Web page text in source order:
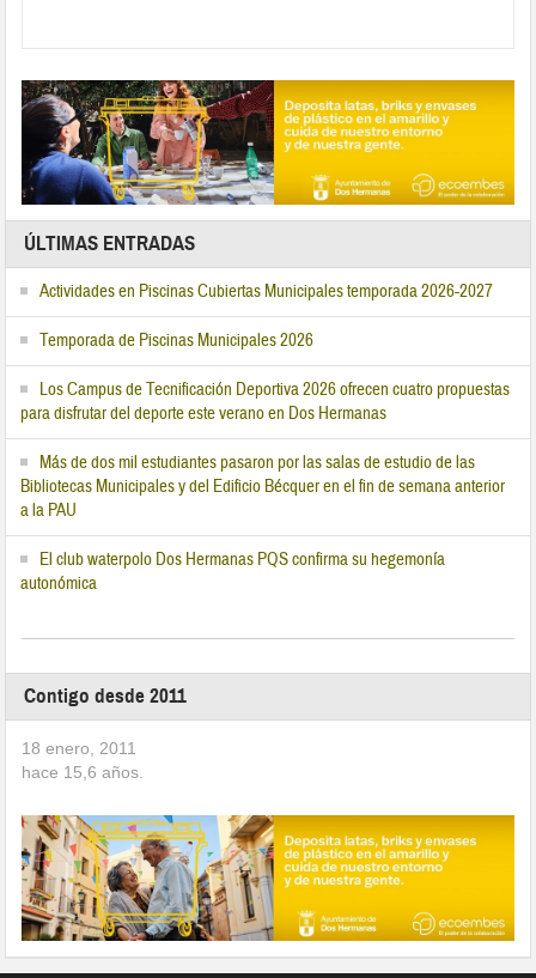
ÚLTIMAS ENTRADAS
Actividades en Piscinas Cubiertas Municipales temporada 2026-2027
Temporada de Piscinas Municipales 2026
Los Campus de Tecnificación Deportiva 2026 ofrecen cuatro propuestas
para disfrutar del deporte este verano en Dos Hermanas
Más de dos mil estudiantes pasaron por las salas de estudio de las
Bibliotecas Municipales y del Edificio Bécquer en el fin de semana anterior
a la PAU
El club waterpolo Dos Hermanas PQS confirma su hegemonía
autonómica
Contigo desde 2011
18 enero, 2011
hace 15,6 años.